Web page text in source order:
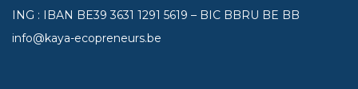
ING : IBAN BE393631 1291 5619 – BIC BBRU BE BB
info@kaya-ecopreneurs.be